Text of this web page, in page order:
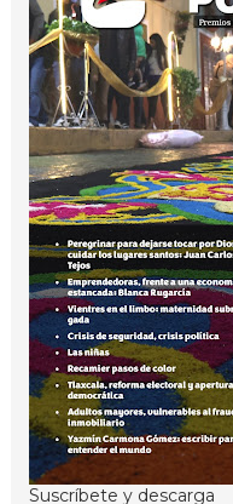
Suscríbete y descarga